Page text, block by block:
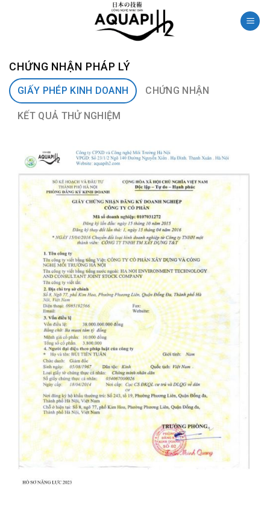
CHỨNG NHẬN PHÁP LÝ
GIẤY PHÉP KINH DOANH CHỨNG NHẬN
KẾT QUẢ THỬ NGHIỆM